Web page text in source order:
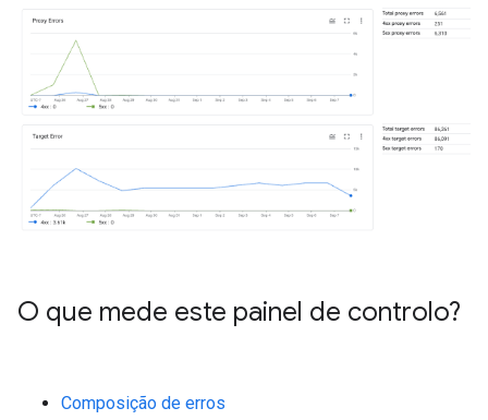
O que mede este painel de controlo?
Composição de erros